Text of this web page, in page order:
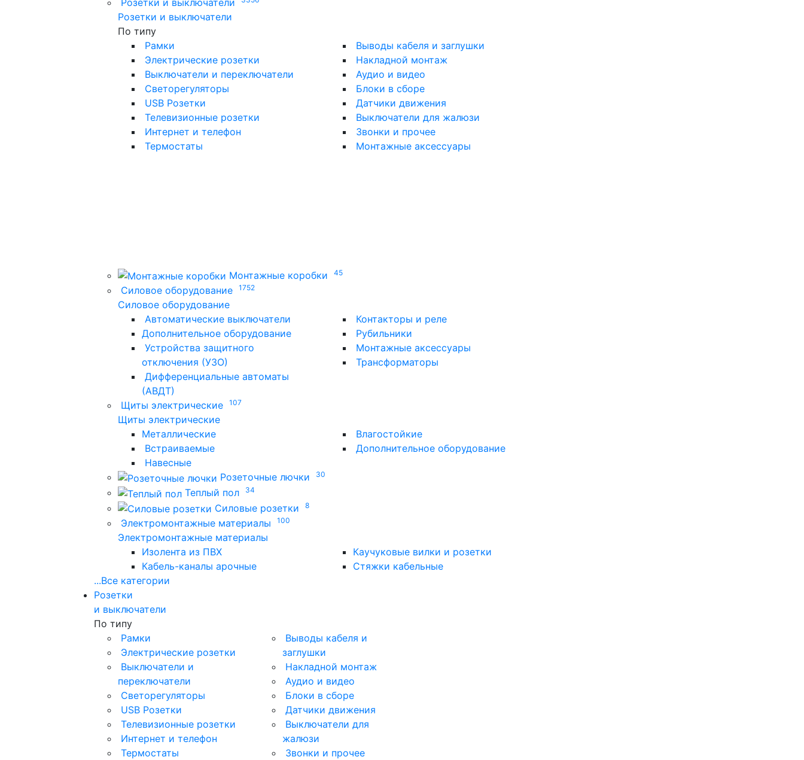
Розетки и выключатели
По типу
Рамки
Электрические розетки
Выключатели и переключатели
Светорегуляторы
USB Розетки
Телевизионные розетки
Интернет и телефон
Термостаты
Выводы кабеля и заглушки
Накладной монтаж
Аудио и видео
Блоки в сборе
Датчики движения
Выключатели для жалюзи
Звонки и прочее
Монтажные аксессуары
Монтажные коробки
45
Силовое оборудование 1752
Силовое оборудование
Автоматические выключатели
Дополнительное оборудование
Устройства защитного
отключения (УЗО)
Дифференциальные автоматы
(АВДТ)
Контакторы и реле
Рубильники
Монтажные аксессуары
Трансформаторы
Щиты электрические 107
Щиты электрические
Металлические
Встраиваемые
Навесные
Влагостойкие
Дополнительное оборудование
Розеточные лючки 30
Теплый пол 34
Силовые розетки 8
Электромонтажные материалы 100
Электромонтажные материалы
Изолента из ПВХ
Кабель-каналы арочные
Каучуковые вилки и розетки
Стяжки кабельные
...Все категории
Розетки
и выключатели
По типу
Рамки
Электрические розетки
Выключатели и
переключатели
Светорегуляторы
USB Розетки
Телевизионные розетки
Интернет и телефон
Термостаты
Выводы кабеля и
заглушки
Накладной монтаж
Аудио и видео
Блоки в сборе
Датчики движения
Выключатели для
жалюзи
Звонки и прочее